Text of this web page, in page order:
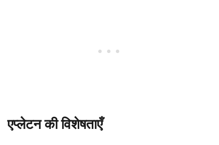
एप्लेटन की विशेषताएँ